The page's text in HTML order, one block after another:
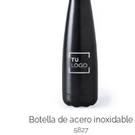
Botella de acero inoxidable
5827